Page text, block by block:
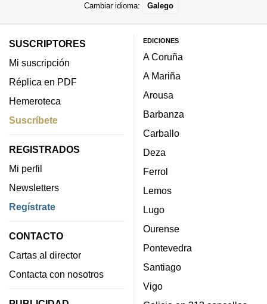
Cambiar idioma: Galego
SUSCRIPTORES
Mi suscripción
Réplica en PDF
Hemeroteca
Suscríbete
REGISTRADOS
Mi perfil
Newsletters
Regístrate
CONTACTO
Cartas al director
Contacta con nosotros
EDICIONES
A Coruña
A Mariña
Arousa
Barbanza
Carballo
Deza
Ferrol
Lemos
Lugo
Ourense
Pontevedra
Santiago
Vigo